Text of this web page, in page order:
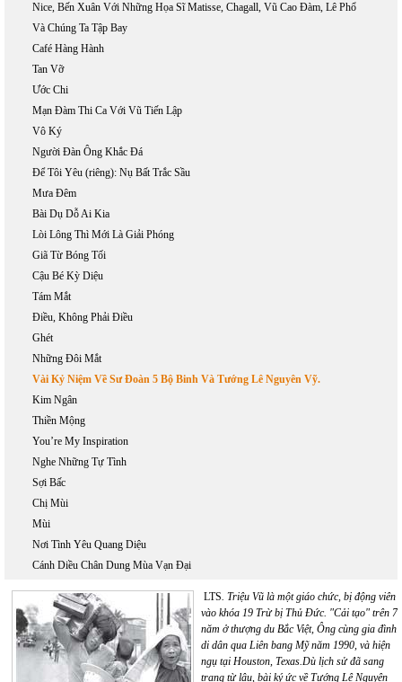
Nice, Bến Xuân Với Những Họa Sĩ Matisse, Chagall, Vũ Cao Đàm, Lê Phổ
Và Chúng Ta Tập Bay
Café Hàng Hành
Tan Vỡ
Ước Chi
Mạn Đàm Thi Ca Với Vũ Tiến Lập
Vô Ký
Người Đàn Ông Khắc Đá
Để Tôi Yêu (riêng): Nụ Bất Trắc Sầu
Mưa Đêm
Bài Dụ Dỗ Ai Kia
Lòi Lông Thì Mới Là Giải Phóng
Giã Từ Bóng Tối
Cậu Bé Kỳ Diệu
Tám Mắt
Điều, Không Phải Điều
Ghét
Những Đôi Mắt
Vài Kỷ Niệm Về Sư Đoàn 5 Bộ Binh Và Tướng Lê Nguyên Vỹ.
Kim Ngân
Thiền Mộng
You’re My Inspiration
Nghe Những Tự Tình
Sợi Bấc
Chị Mùi
Mùi
Nơi Tình Yêu Quang Diệu
Cánh Diều Chân Dung Mùa Vạn Đại
LTS. Triệu Vũ là một giáo chức, bị động viên
vào khóa 19 Trừ bị Thủ Đức. "Cải tạo" trên 7
năm ở thượng du Bắc Việt, Ông cùng gia đình
di dân qua Liên bang Mỹ năm 1990, và hiện
ngụ tại Houston, Texas.Dù lịch sử đã sang
trang từ lâu, bài ký ức về Tướng Lê Nguyên